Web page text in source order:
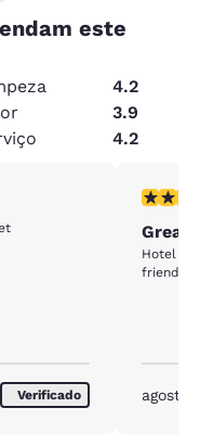
este
4.2
3.9
4.2
avaliação
Verificado
Great
Hotel
friendly
agosto